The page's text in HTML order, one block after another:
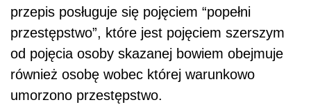
przepis posługuje się pojęciem “popełni
przestępstwo”, które jest pojęciem szerszym
od pojęcia osoby skazanej bowiem obejmuje
również osobę wobec której warunkowo
umorzono przestępstwo.